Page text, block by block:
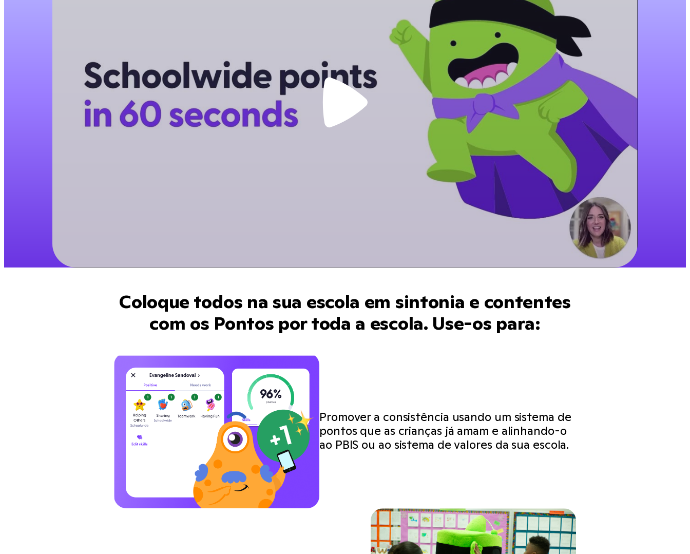
Coloque todos na sua escola em sintonia e contentes
com os Pontos por toda a escola. Use-os para:
Promover a consistência usando um sistema de
pontos que as crianças já amam e alinhando-o
ao PBIS ou ao sistema de valores da sua escola.